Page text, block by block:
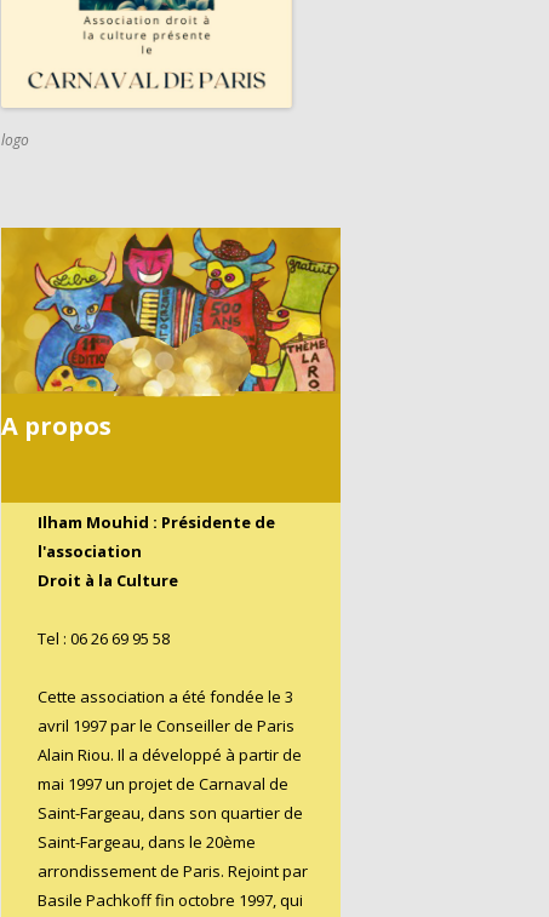
logo
A propos
Ilham Mouhid : Présidente de
l'association
Droit à la Culture
Tel : 06 26 69 95 58
Cette association a été fondée le 3
avril 1997 par le Conseiller de Paris
Alain Riou. Il a développé à partir de
mai 1997 un projet de Carnaval de
Saint-Fargeau, dans son quartier de
Saint-Fargeau, dans le 20ème
arrondissement de Paris. Rejoint par
Basile Pachkoff fin octobre 1997, qui